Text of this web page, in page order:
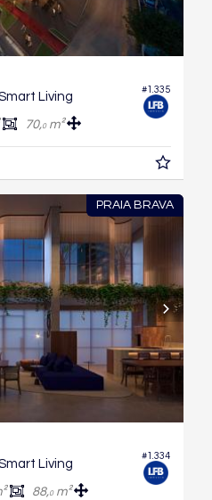
#1.335
Living
70,0m²
PRAIA BRAVA
#1.334
Living
88,0m²